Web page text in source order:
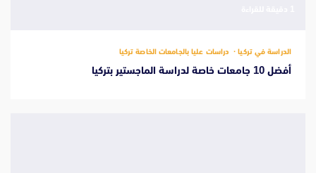
الدراسة في تركيا دراسات عليا بالجامعات الخاصة تركيا
أفضل 10 جامعات خاصة لدراسة الماجستير بتركيا